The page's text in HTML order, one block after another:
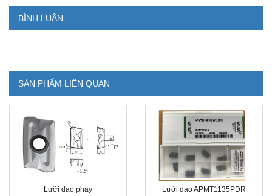
BÌNH LUẬN
SẢN PHẨM LIÊN QUAN
Lưỡi dao phay
Lưỡi dao APMT1135PDR